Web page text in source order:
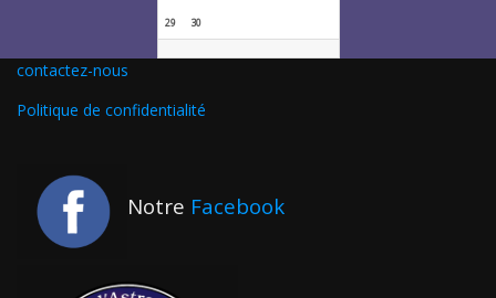
29 30
contactez-nous
Politique de confidentialité
Notre Facebook